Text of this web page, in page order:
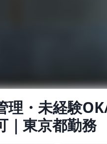
理・未経験
｜東京都勤務